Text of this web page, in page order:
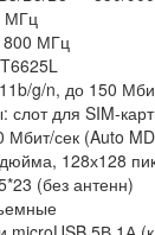
МГц
МГц
g/n, до 150
для SIM-
Мбит/сек (Auto
128х128
(без антенн)